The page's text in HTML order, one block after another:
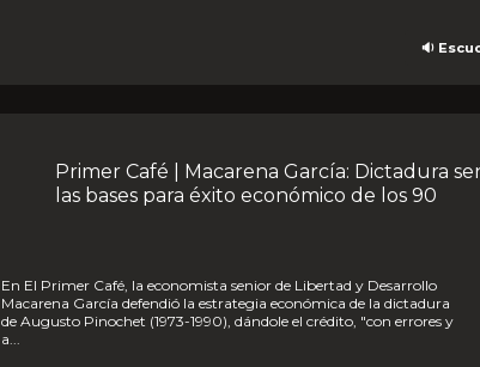
🔉
Primer Café | Macarena García: Dictadura sentó
las bases para éxito económico de los 90
En El Primer Café, la economista senior de Libertad y Desarrollo
Macarena García defendió la estrategia económica de la dictadura
de Augusto Pinochet (1973-1990), dándole el crédito, "con errores y
a...